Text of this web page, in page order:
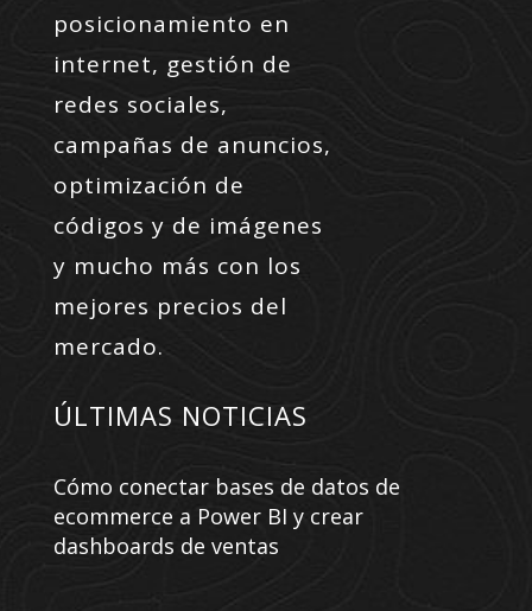
posicionamiento en
internet, gestión de
redes sociales,
campañas de anuncios,
optimización de
códigos y de imágenes
y mucho más con los
mejores precios del
mercado.
ÚLTIMAS NOTICIAS
Cómo conectar bases de datos de
ecommerce a Power BI y crear
dashboards de ventas